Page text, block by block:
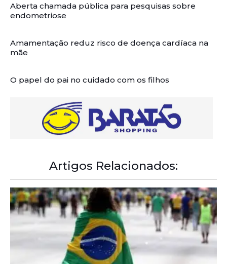
Aberta chamada pública para pesquisas sobre
endometriose
Amamentação reduz risco de doença cardíaca na
mãe
O papel do pai no cuidado com os filhos
Artigos Relacionados: